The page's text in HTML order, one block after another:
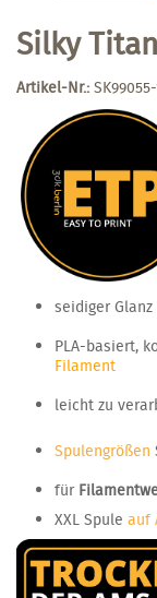
Silky
Artikel-Nr.:
seidiger Glanz
PLA-basiert,
Filament
leicht zu
Spulengrößen
für
XXL Spule auf